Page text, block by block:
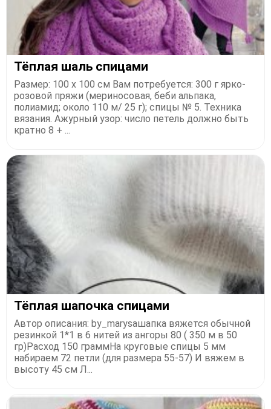
Тёплая шаль спицами
Размер: 100 х 100 см Вам потребуется: 300 г ярко-
розовой пряжи (мериносовая, беби альпака,
полиамид; около 110 м/ 25 г); спицы № 5. Техника
вязания. Ажурный узор: число петель должно быть
кратно 8 + ...
Тёплая шапочка спицами
Автор описания: by_marysaшапка вяжется обычной
резинкой 1*1 в 6 нитей из ангоры 80 ( 350 м в 50
гр)Расход 150 граммНа круговые спицы 5 мм
набираем 72 петли (для размера 55-57) И вяжем в
высоту 45 см Л...